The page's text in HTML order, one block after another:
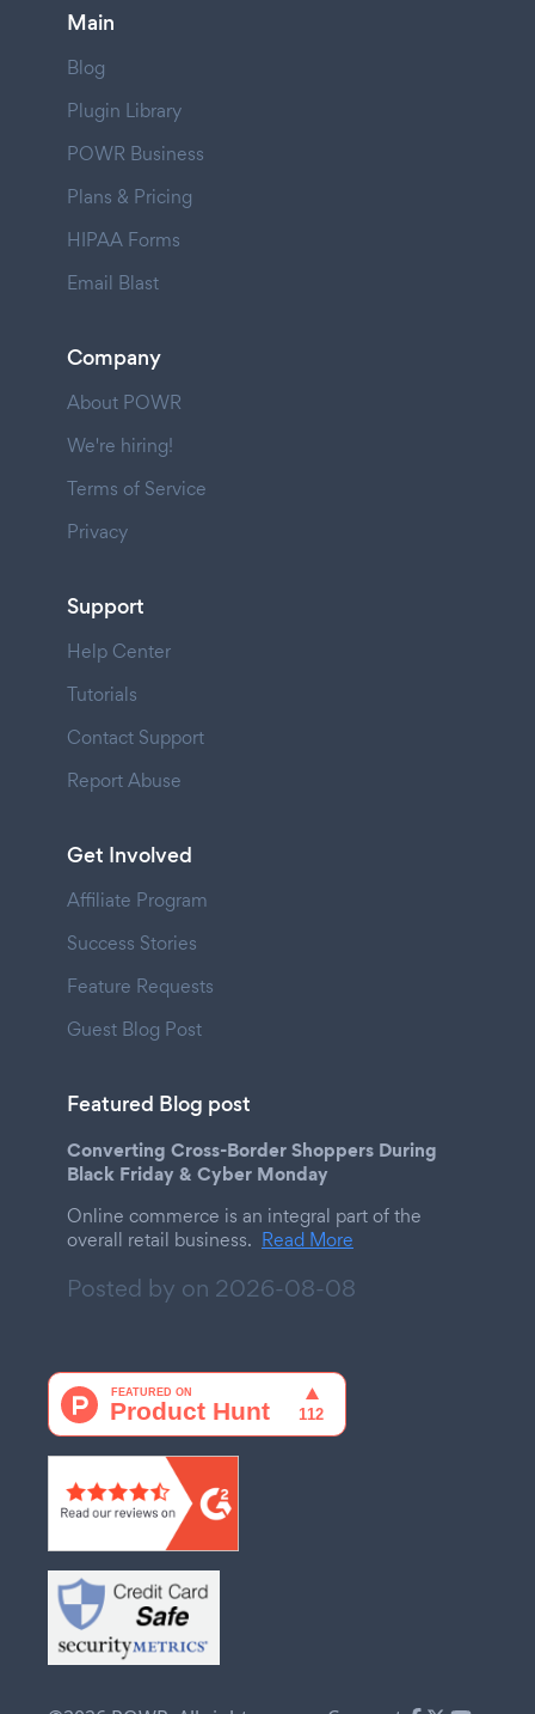
Main
Blog
Plugin Library
POWR Business
Plans & Pricing
HIPAA Forms
Email Blast
Company
About POWR
We're hiring!
Terms of Service
Privacy
Support
Help Center
Tutorials
Contact Support
Report Abuse
Get Involved
Affiliate Program
Success Stories
Feature Requests
Guest Blog Post
Featured Blog post
Converting Cross-Border Shoppers During
Black Friday & Cyber Monday
Online commerce is an integral part of the
overall retail business. Read More
Posted by on 2026-08-08